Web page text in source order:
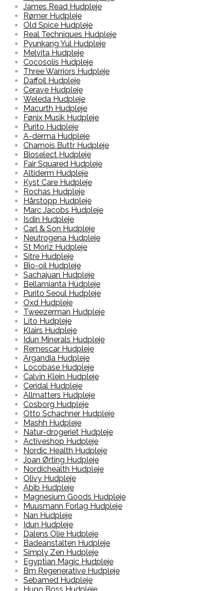
James Read Hudpleje
Rømer Hudpleje
Old Spice Hudpleje
Real Techniques Hudpleje
Pyunkang Yul Hudpleje
Melvita Hudpleje
Cocosolis Hudpleje
Three Warriors Hudpleje
Daffoil Hudpleje
Cerave Hudpleje
Weleda Hudpleje
Macurth Hudpleje
Fønix Musik Hudpleje
Purito Hudpleje
A-derma Hudpleje
Chamois Buttr Hudpleje
Bioselect Hudpleje
Fair Squared Hudpleje
Altiderm Hudpleje
Kyst Care Hudpleje
Rochas Hudpleje
Hårstopp Hudpleje
Marc Jacobs Hudpleje
Isdin Hudpleje
Carl & Son Hudpleje
Neutrogena Hudpleje
St Moriz Hudpleje
Sitre Hudpleje
Bio-oil Hudpleje
Sachajuan Hudpleje
Bellamianta Hudpleje
Purito Seoul Hudpleje
Oxd Hudpleje
Tweezerman Hudpleje
Lito Hudpleje
Klairs Hudpleje
Idun Minerals Hudpleje
Remescar Hudpleje
Argandia Hudpleje
Locobase Hudpleje
Calvin Klein Hudpleje
Ceridal Hudpleje
Allmatters Hudpleje
Cosborg Hudpleje
Otto Schachner Hudpleje
Mashh Hudpleje
Natur-drogeriet Hudpleje
Activeshop Hudpleje
Nordic Health Hudpleje
Joan Ørting Hudpleje
Nordichealth Hudpleje
Olivy Hudpleje
Abib Hudpleje
Magnesium Goods Hudpleje
Muusmann Forlag Hudpleje
Nan Hudpleje
Idun Hudpleje
Dalens Olie Hudpleje
Badeanstalten Hudpleje
Simply Zen Hudpleje
Egyptian Magic Hudpleje
Bm Regenerative Hudpleje
Sebamed Hudpleje